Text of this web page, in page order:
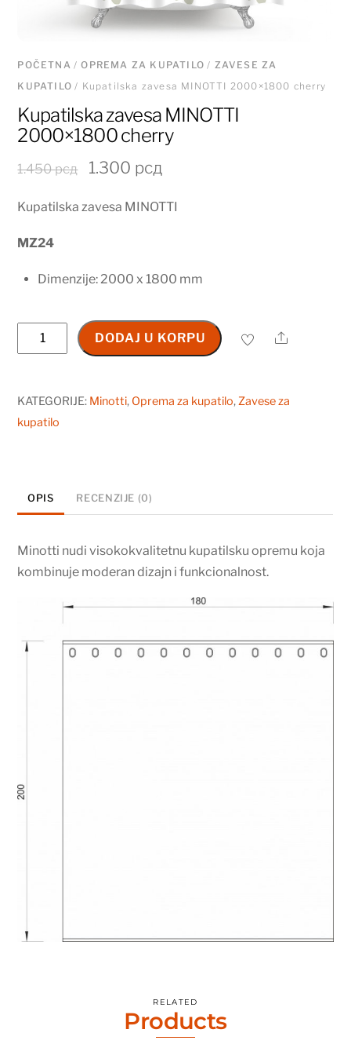
POČETNA/OPREMA ZA KUPATILO / ZAVESE ZA
KUPATILO / Kupatilska zavesa MINOTTI 2000×1800 cherry
Kupatilska zavesa MINOTTI
2000×1800 cherry
1.450рсд
Originalna
je
1.300 рсдTrenutna
je:
Kupatilska zavesa MINOTTI
MZ24
Dimenzije: 2000 x 1800 mm
Kupatilska
zavesa
2000x1800
cherry
DODAJ U KORPU Share
KATEGORIJE: Minotti, Oprema za kupatilo, Zavese za
kupatilo
OPIS RECENZIJE (0)
Minotti nudi visokokvalitetnu kupatilsku opremu koja
kombinuje moderan dizajn i funkcionalnost.
RELATED
Products